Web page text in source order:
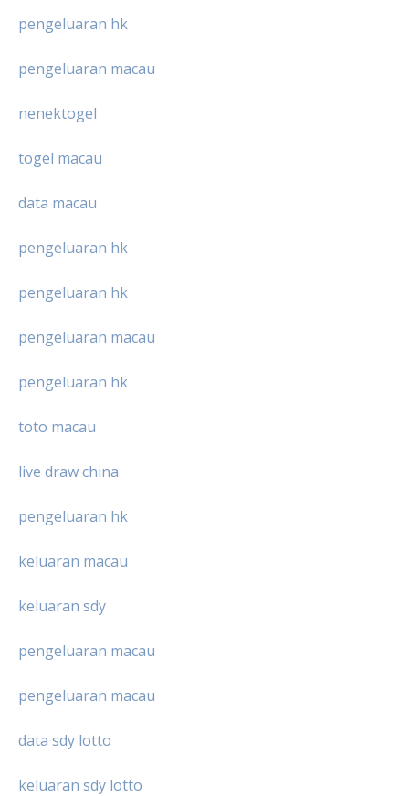
pengeluaran hk
pengeluaran macau
nenektogel
togel macau
data macau
pengeluaran hk
pengeluaran hk
pengeluaran macau
pengeluaran hk
toto macau
live draw china
pengeluaran hk
keluaran macau
keluaran sdy
pengeluaran macau
pengeluaran macau
data sdy lotto
keluaran sdy lotto